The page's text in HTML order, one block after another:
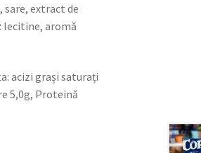
extract de
lecitine, aromă
acizi grași saturați
5,0g, Proteină